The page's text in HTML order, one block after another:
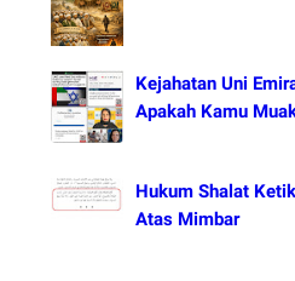
Kejahatan Uni
Apakah Kamu
Hukum Shalat
Atas Mimbar